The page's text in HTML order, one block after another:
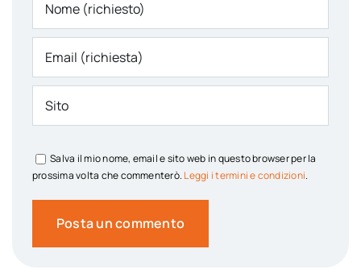
Salva il mio nome, email e sito web in questo browser per la
prossima volta che commenterò. Leggi i termini e condizioni.